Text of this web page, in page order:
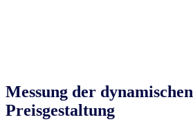
Messung der dynamischen
Preisgestaltung